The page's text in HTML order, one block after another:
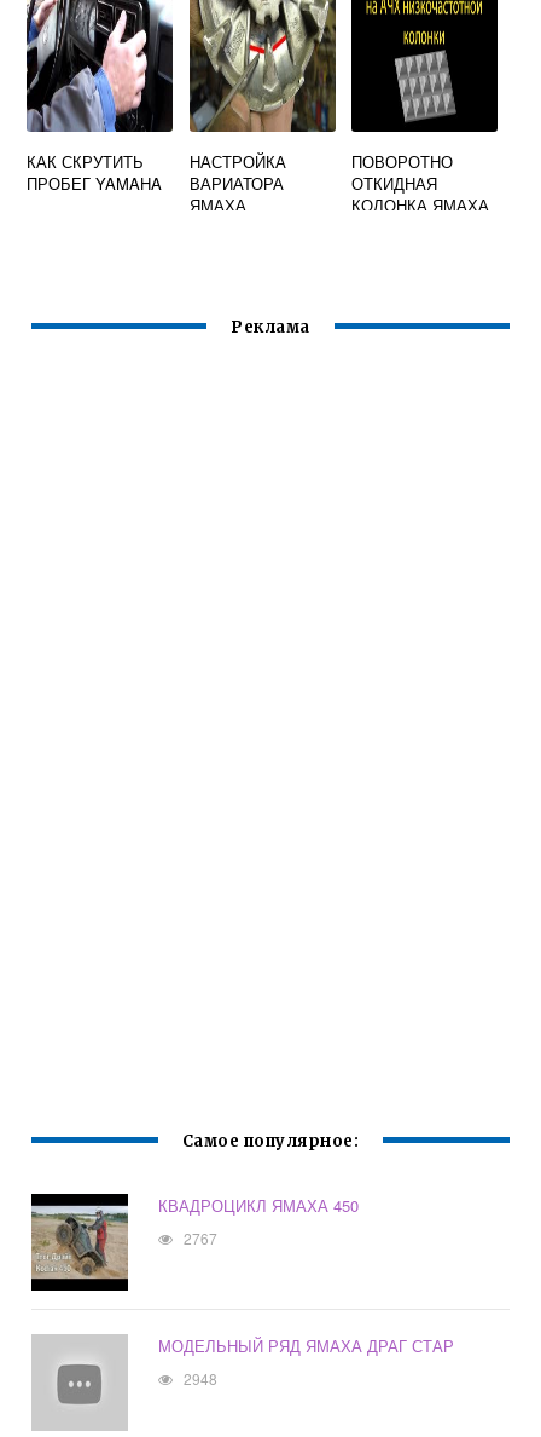
ПРОФЕССИОНАЛ
КАК СКРУТИТЬ
ПРОБЕГ YAMAHA
НАСТРОЙКА
ВАРИАТОРА
ЯМАХА
ПОВОРОТНО
ОТКИДНАЯ
КОЛОНКА ЯМАХА
Реклама
Самое популярное:
КВАДРОЦИКЛ ЯМАХА 450
2767
МОДЕЛЬНЫЙ РЯД ЯМАХА ДРАГ СТАР
2948